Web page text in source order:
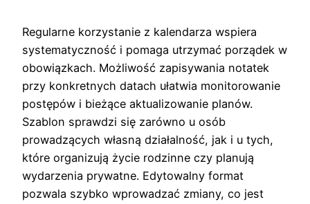
Regularne korzystanie z kalendarza wspiera
systematyczność i pomaga utrzymać porządek w
obowiązkach. Możliwość zapisywania notatek
przy konkretnych datach ułatwia monitorowanie
postępów i bieżące aktualizowanie planów.
Szablon sprawdzi się zarówno u osób
prowadzących własną działalność, jak i u tych,
które organizują życie rodzinne czy planują
wydarzenia prywatne. Edytowalny format
pozwala szybko wprowadzać zmiany, co jest